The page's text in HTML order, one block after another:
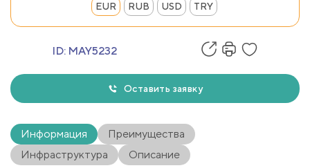
EUR RUB USD TRY
ID: MAY5232
Оставить заявку
Информация
Преимущества
Инфраструктура
Описание